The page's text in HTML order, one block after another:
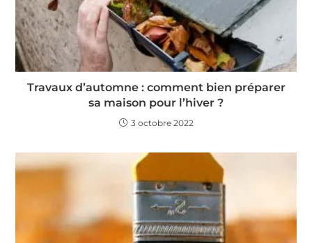
Travaux d’automne : comment bien préparer
sa maison pour l’hiver ?
3 octobre 2022